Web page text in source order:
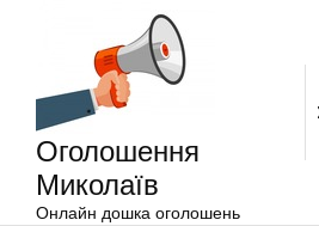
Оголошення
Миколаїв
Онлайн дошка оголошень